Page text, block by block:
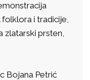
folklora i tradicije,
zlatarski prsten,
Bojana Petrić